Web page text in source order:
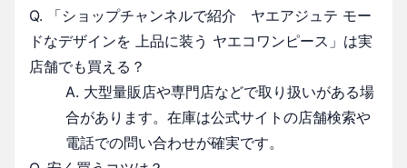
Q. 「ショップチャンネルで紹介 ヤエアジュテ モー
ドなデザインを 上品に装う ヤエコワンピース」は実
店舗でも買える？
A. 大型量販店や専門店などで取り扱いがある場
合があります。在庫は公式サイトの店舗検索や
電話での問い合わせが確実です。